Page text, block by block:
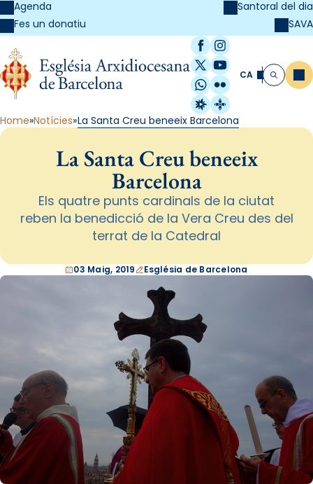
Agenda
Fes un donatiu
Santoral del dia
SAVA
Facebook
Instagram
X / Twitter
YouTube
WhatsApp
Flickr
Radio Estel
Catalunya
CA Cerca
Home Notícies La Santa Creu beneeix Barcelona
La Santa Creu beneeix
Barcelona
Els quatre punts cardinals de la ciutat
reben la benedicció de la Vera Creu des del
terrat de la Catedral
03 Maig, 2019 Església de Barcelona